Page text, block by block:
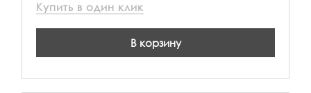
Купить в один клик
В корзину